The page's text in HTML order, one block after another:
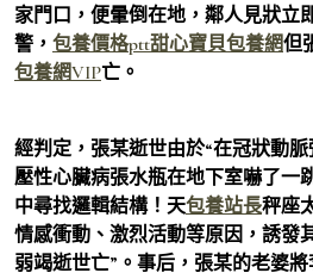
家門口，便暈倒在地，鄰人見狀立
警， 包養價格ptt甜心寶貝包養網但
包養網VIP亡。
經判定，張某逝世由於“在冠狀動
壓性心臟病張水瓶在地下室嚇了一
中尋找邏輯結構！天包養站長秤座
情感衝動、激烈活動等原因，誘發
弱竭逝世亡”。事后，張某的老婆